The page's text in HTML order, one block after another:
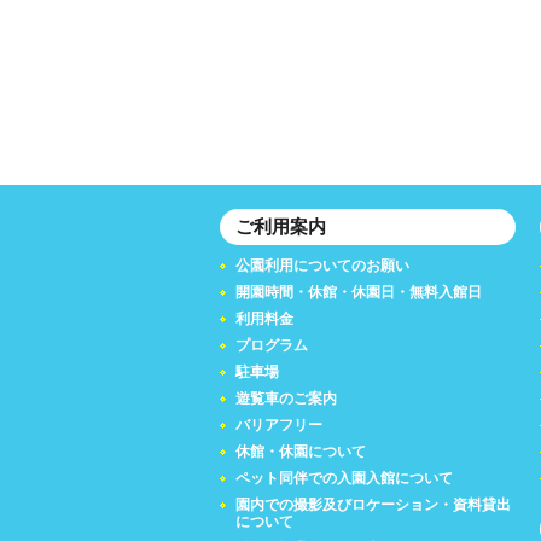
ご利用案内
公園利用についてのお願い
開園時間・休館・休園日・無料入館日
利用料金
プログラム
駐車場
遊覧車のご案内
バリアフリー
休館・休園について
ペット同伴での入園入館について
園内での撮影及びロケーション・資料貸出
について